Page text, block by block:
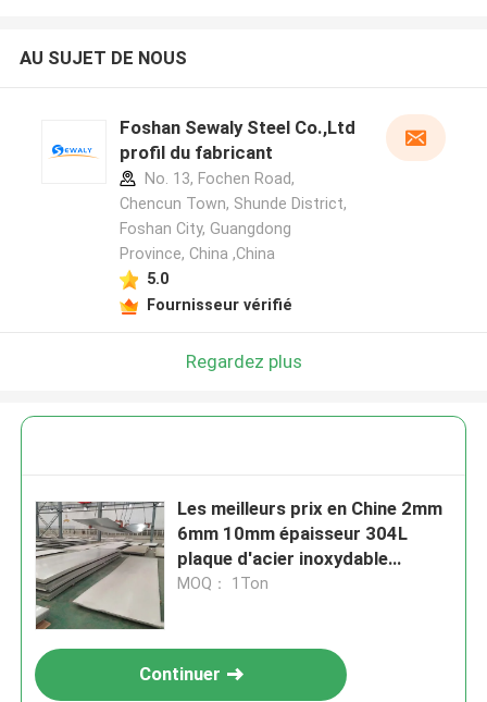
AU SUJET DE NOUS
Foshan Sewaly Steel Co.,Ltd
profil du fabricant
No. 13, Fochen Road,
Chencun Town, Shunde District,
Foshan City, Guangdong
Province, China ,China
5.0
Fournisseur vérifié
Regardez plus
Les meilleurs prix en Chine 2mm
6mm 10mm épaisseur 304L
plaque d'acier inoxydable
laminée à froid avec taille de
MOQ： 1Ton
Continuer